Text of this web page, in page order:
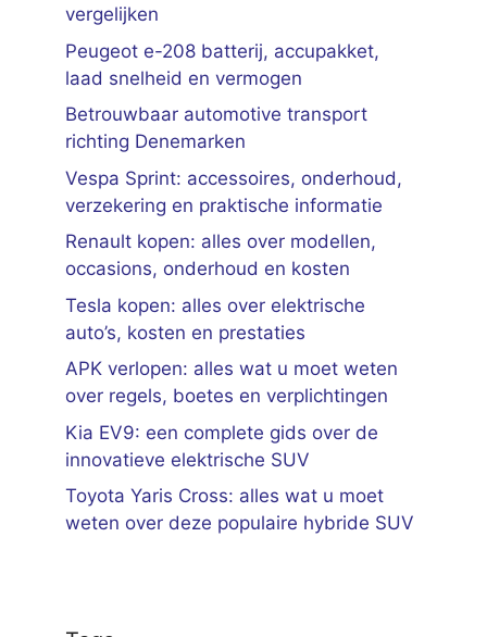
vergelijken
Peugeot e-208 batterij, accupakket,
laad snelheid en vermogen
Betrouwbaar automotive transport
richting Denemarken
Vespa Sprint: accessoires, onderhoud,
verzekering en praktische informatie
Renault kopen: alles over modellen,
occasions, onderhoud en kosten
Tesla kopen: alles over elektrische
auto’s, kosten en prestaties
APK verlopen: alles wat u moet weten
over regels, boetes en verplichtingen
Kia EV9: een complete gids over de
innovatieve elektrische SUV
Toyota Yaris Cross: alles wat u moet
weten over deze populaire hybride SUV